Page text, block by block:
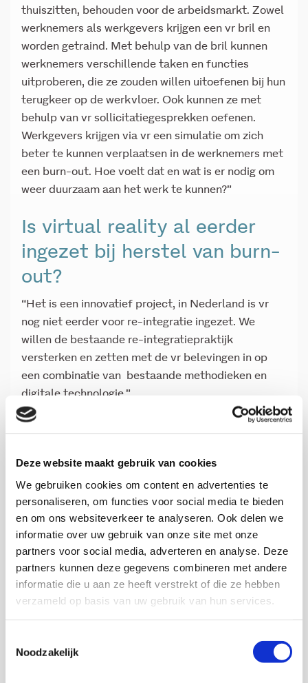
Deze website maakt gebruik van cookies
We gebruiken cookies om content en advertenties te
personaliseren, om functies voor social media te bieden
en om ons websiteverkeer te analyseren. Ook delen we
informatie over uw gebruik van onze site met onze
partners voor social media, adverteren en analyse. Deze
partners kunnen deze gegevens combineren met andere
informatie die u aan ze heeft verstrekt of die ze hebben
verzameld op basis van uw gebruik van hun services.
Noodzakelijk
thuiszitten, behouden voor de arbeidsmarkt. Zowel
werknemers als werkgevers krijgen een vr bril en
worden getraind. Met behulp van de bril kunnen
werknemers verschillende taken en functies
uitproberen, die ze zouden willen uitoefenen bij hun
terugkeer op de werkvloer. Ook kunnen ze met
behulp van vr sollicitatiegesprekken oefenen.
Werkgevers krijgen via vr een simulatie om zich
beter te kunnen verplaatsen in de werknemers met
een burn-out. Hoe voelt dat en wat is er nodig om
weer duurzaam aan het werk te kunnen?”
Is virtual reality al eerder
ingezet bij herstel van burn-
out?
“Het is een innovatief project, in Nederland is vr
nog niet eerder voor re-integratie ingezet. We
willen de bestaande re-integratiepraktijk
versterken en zetten met de vr belevingen in op
een combinatie van bestaande methodieken en
digitale technologie.”
Welke partners zijn hierbij
betrokken?
“Naast het Verwey-Jonker Instituut is er een
aantal consortiumpartners bij dit project
betrokken. Het XR Lab van Saxion en Enliven zijn
de technische partners en brengen hun expertise
op het gebied van virtual reality mee, Human Total
Care en Focus Nederland dragen met hun expertise
op gebied van verzuimmanagement en re-
integratie bij. Het Arbeidsmarktfonds Fonds
vijfduizend werkgevers in sociaal werk, jeugdzorg